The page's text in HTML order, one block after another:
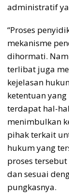
administratif
“Proses
mekanisme
dihormati.
terlibat juga
kejelasan
ketentuan
terdapat hal-
menimbulkan
pihak terkait
hukum yang
proses
dan sesuai
pungkasnya.